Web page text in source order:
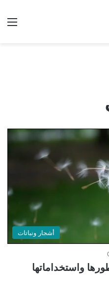
أشجار ونباتات
واستخداماتها